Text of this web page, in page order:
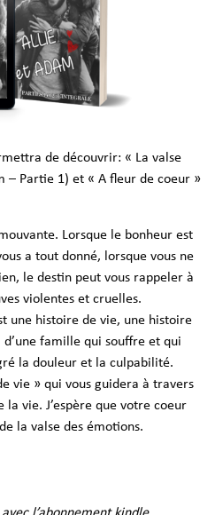
de découvrir: « La valse
– Partie 1) et « A fleur de coeur »
Lorsque le bonheur est
a tout donné, lorsque vous ne
le destin peut vous rappeler à
violentes et cruelles.
une histoire de vie, une histoire
famille qui souffre et qui
la douleur et la culpabilité.
vie » qui vous guidera à travers
la vie. J’espère que votre coeur
la valse des émotions.